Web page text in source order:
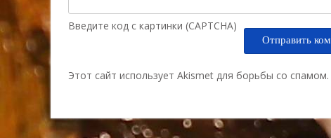
Введите код с картинки (CAPTCHA)
Этот сайт использует Akismet для борьбы со спамом.